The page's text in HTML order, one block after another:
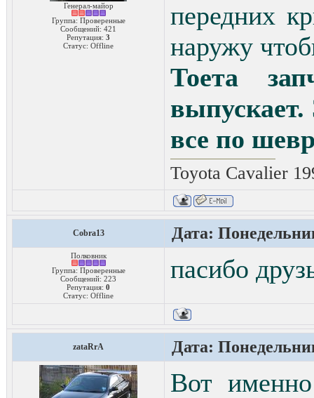
Генерал-майор
Группа: Проверенные
Сообщений: 421
Репутация: 3
Статус: Offline
передних
наружу
Тоета
выпускает.
все по
Toyota Cavalier
Cobra13 Дата:
Полковник
Группа: Проверенные
Сообщений: 223
Репутация: 0
Статус: Offline
пасибо
zataRrA Дата:
Вот